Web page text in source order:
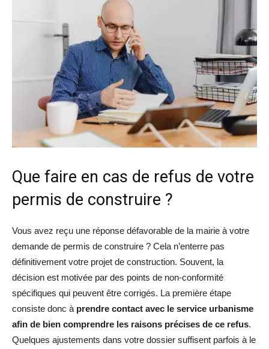
Que faire en cas de refus de votre
permis de construire ?
Vous avez reçu une réponse défavorable de la mairie à votre
demande de permis de construire ? Cela n’enterre pas
définitivement votre projet de construction. Souvent, la
décision est motivée par des points de non-conformité
spécifiques qui peuvent être corrigés. La première étape
consiste donc à prendre contact avec le service urbanisme
afin de bien comprendre les raisons précises de ce refus.
Quelques ajustements dans votre dossier suffisent parfois à le